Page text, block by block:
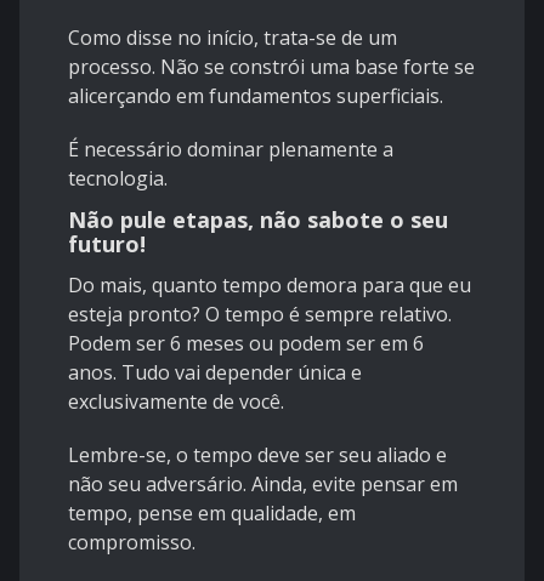
Como disse no início, trata-se de um
processo. Não se constrói uma base forte se
alicerçando em fundamentos superficiais.
É necessário dominar plenamente a
tecnologia.
Não pule etapas, não sabote o seu
futuro!
Do mais, quanto tempo demora para que eu
esteja pronto? O tempo é sempre relativo.
Podem ser 6 meses ou podem ser em 6
anos. Tudo vai depender única e
exclusivamente de você.
Lembre-se, o tempo deve ser seu aliado e
não seu adversário. Ainda, evite pensar em
tempo, pense em qualidade, em
compromisso.